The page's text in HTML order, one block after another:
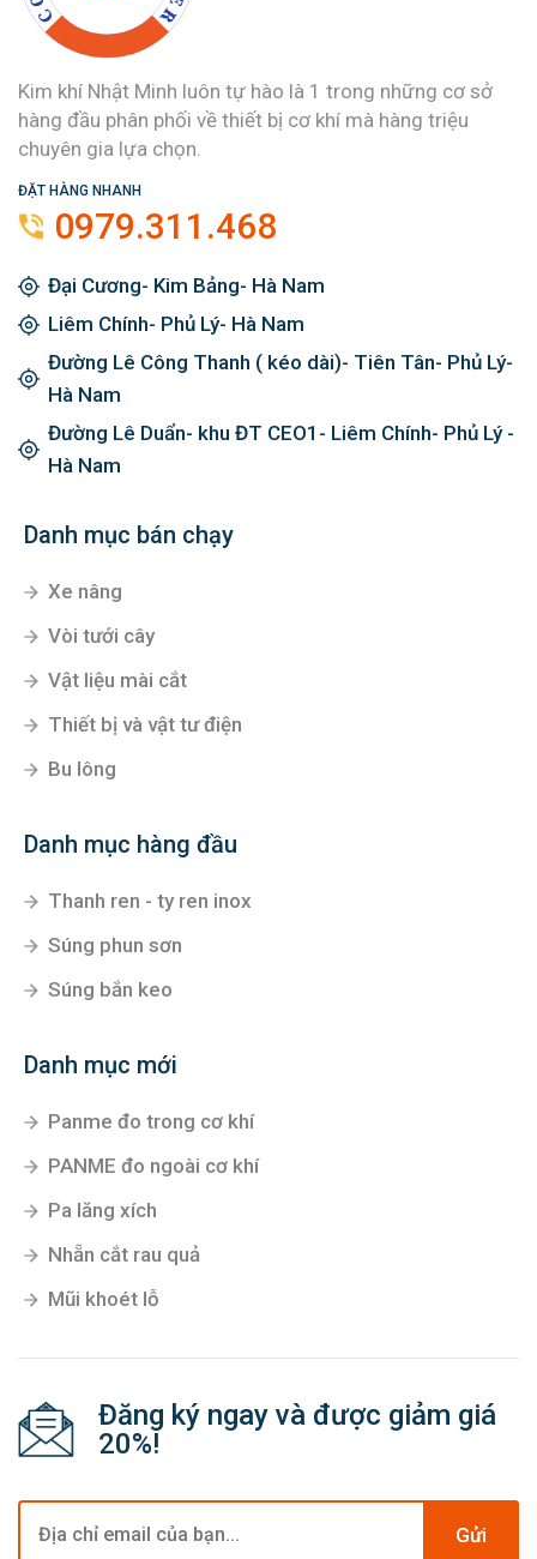
Kim khí Nhật Minh luôn tự hào là 1 trong những cơ sở
hàng đầu phân phối về thiết bị cơ khí mà hàng triệu
chuyên gia lựa chọn.
ĐẶT HÀNG NHANH
0979.311.468
Đại Cương- Kim Bảng- Hà Nam
Liêm Chính- Phủ Lý- Hà Nam
Đường Lê Công Thanh ( kéo dài)- Tiên Tân- Phủ Lý-
Hà Nam
Đường Lê Duẩn- khu ĐT CEO1- Liêm Chính- Phủ Lý -
Hà Nam
Danh mục bán chạy
Xe nâng
Vòi tưới cây
Vật liệu mài cắt
Thiết bị và vật tư điện
Bu lông
Danh mục hàng đầu
Thanh ren - ty ren inox
Súng phun sơn
Súng bắn keo
Danh mục mới
Panme đo trong cơ khí
PANME đo ngoài cơ khí
Pa lăng xích
Nhẵn cắt rau quả
Mũi khoét lỗ
Đăng ký ngay và được giảm giá
20%!
Gửi